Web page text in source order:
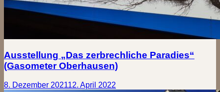
Ausstellung „Das zerbrechliche Paradies“
(Gasometer Oberhausen)
8. Dezember 202112. April 2022